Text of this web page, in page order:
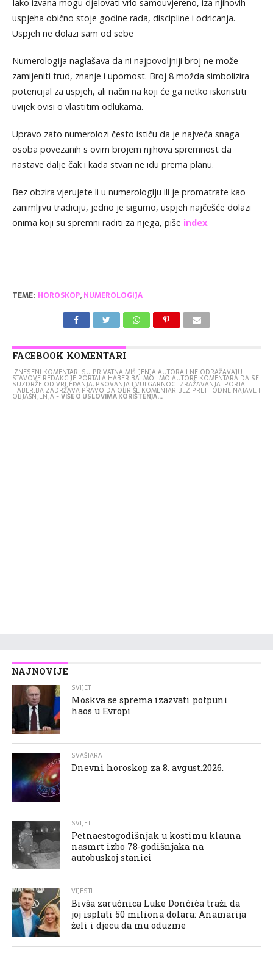
Iako izvana mogu djelovati vrlo samouvjereno, iza njihovih
uspjeha obično stoje godine rada, discipline i odricanja.
Uspjeh ne dolazi sam od sebe
Numerologija naglašava da ni najpovoljniji broj ne može
zamijeniti trud, znanje i upornost. Broj 8 možda simbolizira
potencijal za uspjeh, ali način na koji će ga netko iskoristiti
uvijek ovisi o vlastitim odlukama.
Upravo zato numerolozi često ističu da je najveća snaga
osoba povezanih s ovim brojem njihova spremnost da
nastave dalje čak i kada stvari ne idu prema planu.
Bez obzira vjerujete li u numerologiju ili je promatrate kao
zanimljivu tradiciju, jedno je sigurno, uspjeh najčešće dolazi
onima koji su spremni raditi za njega, piše index.
TEME: HOROSKOP, NUMEROLOGIJA
FACEBOOK KOMENTARI
IZNESENI KOMENTARI SU PRIVATNA MIŠLJENJA AUTORA I NE ODRAŽAVAJU
STAVOVE REDAKCIJE PORTALA HABER.BA. MOLIMO AUTORE KOMENTARA DA SE
SUZDRŽE OD VRIJEĐANJA, PSOVANJA I VULGARNOG IZRAŽAVANJA. PORTAL
HABER.BA ZADRŽAVA PRAVO DA OBRIŠE KOMENTAR BEZ PRETHODNE NAJAVE I
OBJAŠNJENJA -VIŠE O USLOVIMA KORIŠTENJA...
NAJNOVIJE
SVIJET
Moskva se sprema izazvati potpuni
haos u Evropi
SVAŠTARA
Dnevni horoskop za 8. avgust.2026.
SVIJET
Petnaestogodišnjak u kostimu klauna
nasmrt izbo 78-godišnjaka na
autobuskoj stanici
VIJESTI
Bivša zaručnica Luke Dončića traži da
joj isplati 50 miliona dolara: Anamarija
želi i djecu da mu oduzme